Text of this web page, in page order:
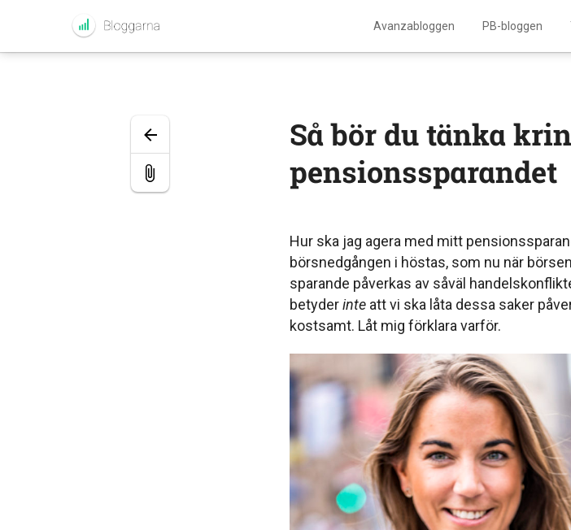
Avanzabloggen PB-bloggen
Så bör du tänka
pensionssparandet
Hur ska jag agera med mitt
börsnedgången i höstas, som nu när
sparande påverkas av såväl
betyderinteatt vi ska låta dessa saker
kostsamt. Låt mig förklara varför.